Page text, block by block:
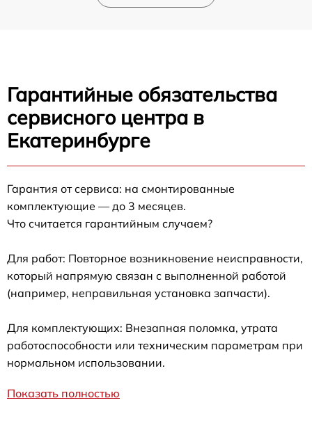
Гарантийные обязательства
сервисного центра в
Екатеринбурге
Гарантия от сервиса: на смонтированные
комплектующие — до 3 месяцев.
Что считается гарантийным случаем?
Для работ: Повторное возникновение неисправности,
который напрямую связан с выполненной работой
(например, неправильная установка запчасти).
Для комплектующих: Внезапная поломка, утрата
работоспособности или техническим параметрам при
нормальном использовании.
Показать полностью